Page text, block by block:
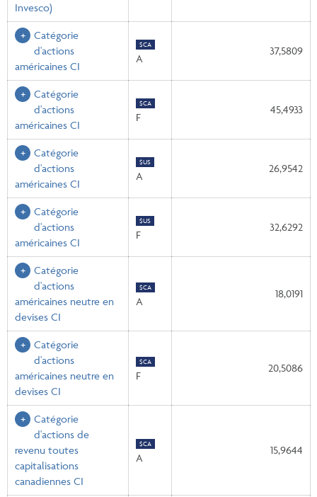
Invesco)
Catégorie
d'actions
américaines CI
$CA
A
37,5809
Catégorie
d'actions
américaines CI
$CA
F
45,4933
Catégorie
d'actions
américaines CI
$US
A
26,9542
Catégorie
d'actions
américaines CI
$US
F
32,6292
Catégorie
d'actions
américaines neutre en
devises CI
$CA
A
18,0191
Catégorie
d'actions
américaines neutre en
devises CI
$CA
F
20,5086
Catégorie
d'actions de
revenu toutes
capitalisations
canadiennes CI
$CA
A
15,9644